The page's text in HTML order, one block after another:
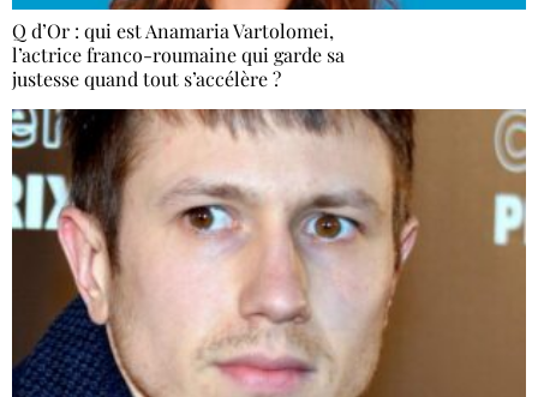
Q d’Or : qui est Anamaria Vartolomei,
l’actrice franco-roumaine qui garde sa
justesse quand tout s’accélère ?